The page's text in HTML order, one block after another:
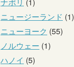
ニュージーランド (1)
ニューヨーク (55)
ノルウェー (1)
ハノイ (5)